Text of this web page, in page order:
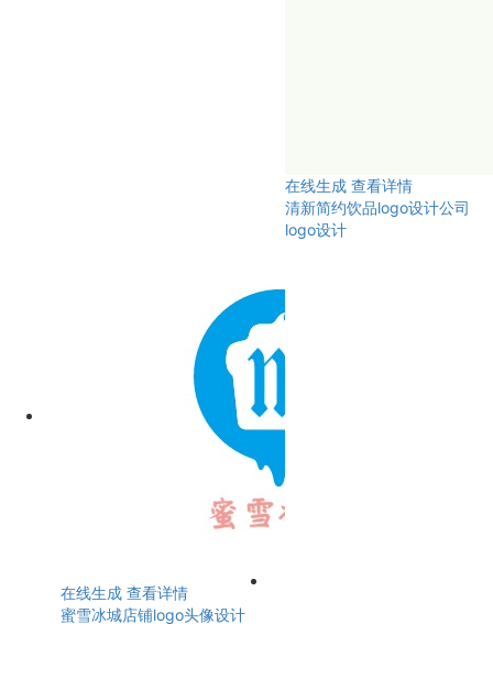
在线生成 查看详情
清新简约饮品logo设计公司
logo设计
在线生成 查看详情
蜜雪冰城店铺logo头像设计